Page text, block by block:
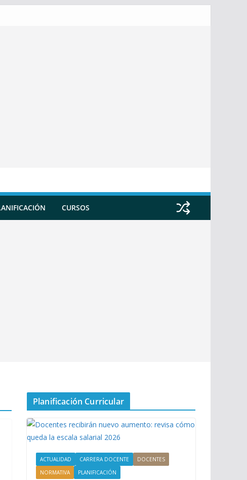
CURSOS
Planificación Curricular
ACTUALIDAD CARRERA DOCENTE
DOCENTES
NORMATIVA
PLANIFICACIÓN